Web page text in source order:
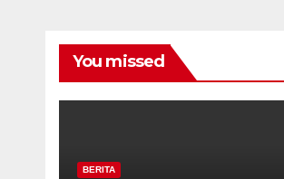
You missed
BERITA